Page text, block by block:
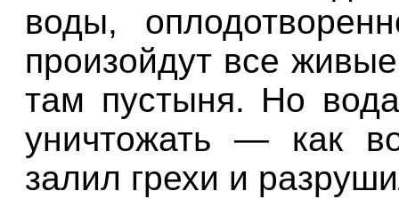
воды,
произойдут все
там пустыня. Но
уничтожать — как
залил грехи и